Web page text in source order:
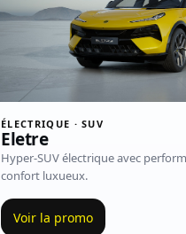
ÉLECTRIQUE · SUV
Eletre
Hyper-SUV électrique avec
confort luxueux.
Voir la promo